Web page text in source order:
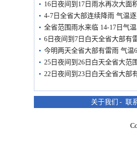
16日夜间到17日雨水再次大面
4-7日全省大部连续降雨 气温
全省范围雨水来临 14-17日气
6日夜间到7日白天全省大部有
今明两天全省大部有雷雨 气温
25日夜间到26日白天全省大范
22日夜间到23日白天全省大部
关于我们 - 联